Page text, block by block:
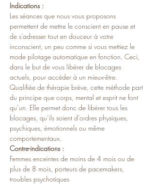
Indications :
Les séances que nous vous proposons
permettent de mettre le conscient en pause et
de s’adresser tout en douceur à votre
inconscient, un peu comme si vous mettiez le
mode pilotage automatique en fonction. Ceci,
dans le but de vous libérer de blocages
actuels, pour accéder à un mieux-être.
Qualifiée de thérapie brève, cette méthode part
du principe que corps, mental et esprit ne font
qu’un. Elle permet donc de libérer tous les
blocages, qu’ils soient d’ordres physiques,
psychiques, émotionnels ou même
comportementaux.
Contre-indications :
Femmes enceintes de moins de 4 mois ou de
plus de 8 mois, porteurs de pacemakers,
troubles psychotiques